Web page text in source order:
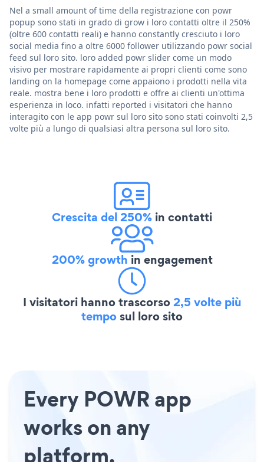
Nel a small amount of time della registrazione con powr
popup sono stati in grado di grow i loro contatti oltre il 250%
(oltre 600 contatti reali) e hanno constantly cresciuto i loro
social media fino a oltre 6000 follower utilizzando powr social
feed sul loro sito. loro added powr slider come un modo
visivo per mostrare rapidamente ai propri clienti come sono
landing on la homepage come appaiono i prodotti nella vita
reale. mostra bene i loro prodotti e offre ai clienti un'ottima
esperienza in loco. infatti reported i visitatori che hanno
interagito con le app powr sul loro sito sono stati coinvolti 2,5
volte più a lungo di qualsiasi altra persona sul loro sito.
Crescita del 250% in contatti
200% growth in engagement
I visitatori hanno trascorso2,5 volte più
temposul loro sito
Every POWR app
works on any
platform.